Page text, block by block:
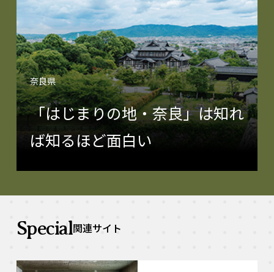
奈良県
「はじまりの地・奈良」は知れ
ば知るほど面白い
Special関連サイト